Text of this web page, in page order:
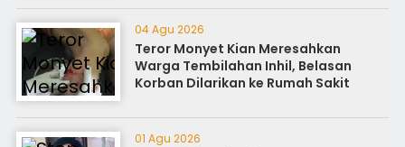
04 Agu 2026
Teror Monyet Kian Meresahkan
Warga Tembilahan Inhil, Belasan
Korban Dilarikan ke Rumah Sakit
01 Agu 2026